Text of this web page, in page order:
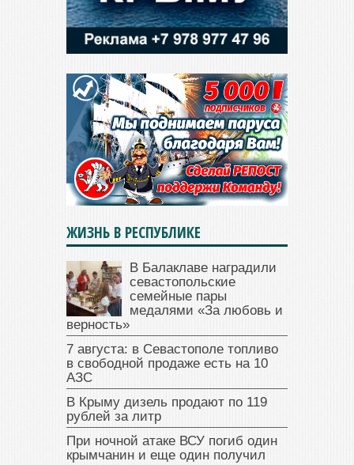
ЖИЗНЬ В РЕСПУБЛИКЕ
В Балаклаве наградили
севастопольские
семейные пары
медалями «За любовь и
верность»
7 августа: в Севастополе топливо
в свободной продаже есть на 10
АЗС
В Крыму дизель продают по 119
рублей за литр
При ночной атаке ВСУ погиб один
крымчанин и еще один получил